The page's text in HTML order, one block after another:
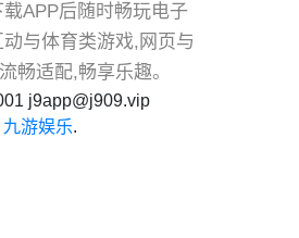
APP后随时畅玩电子
与体育类游戏,网页与
畅适配,畅享乐趣。
j9app@j909.vip
九游娱乐.